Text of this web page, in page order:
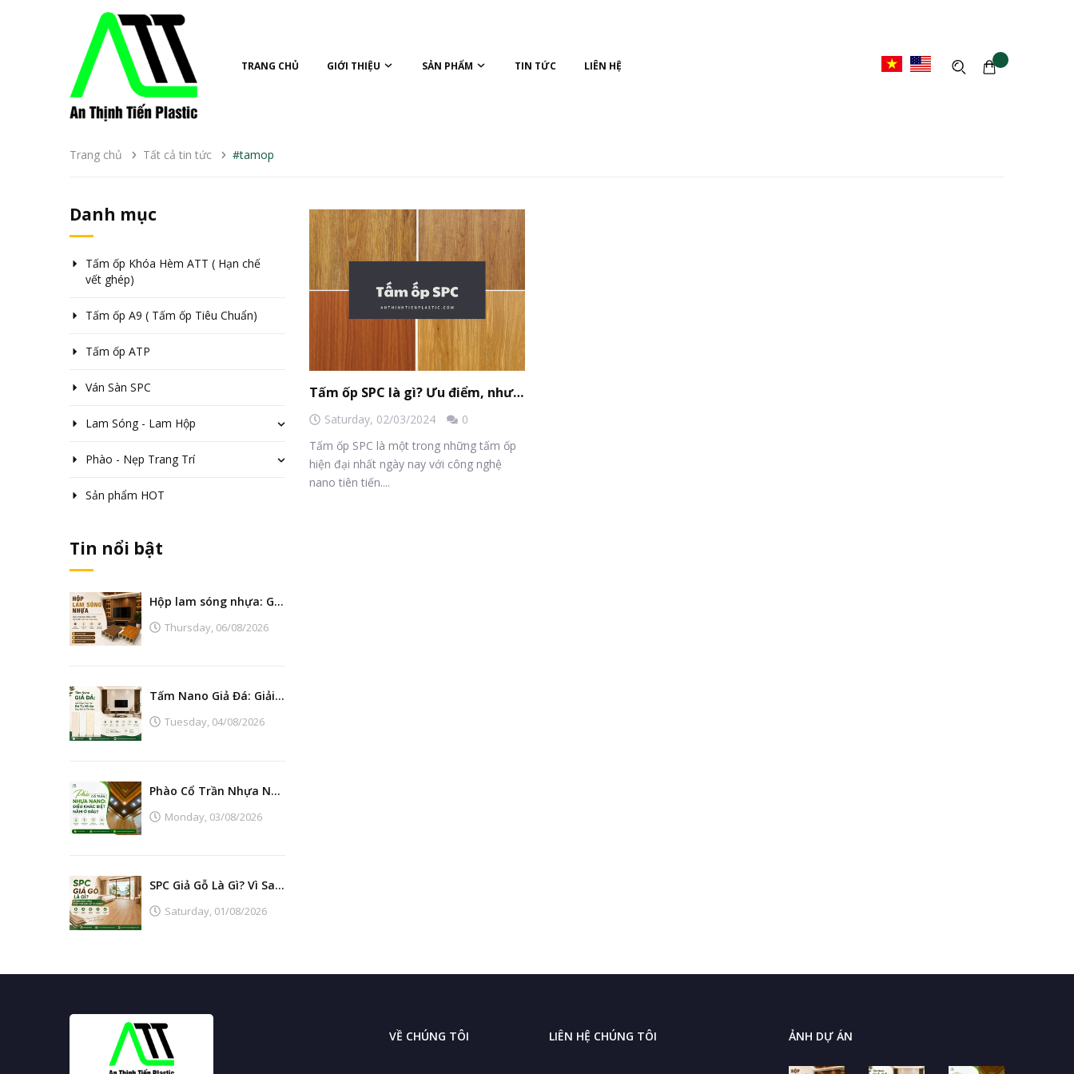
TRANG CHỦ GIỚI THIỆU SẢN PHẨM TIN TỨC LIÊN HỆ
Trang chủ Tất cả tin tức #tamop
Tấm ốp SPC là gì? Ưu điểm, nhược điểm và lưu ý
Saturday, 02/03/2024
0
Tấm ốp SPC là một trong những tấm ốp
hiện đại nhất ngày nay với công nghệ
nano tiên tiến....
Danh mục
Tấm ốp Khóa Hèm ATT ( Hạn chế
vết ghép)
Tấm ốp A9 ( Tấm ốp Tiêu Chuẩn)
Tấm ốp ATP
Ván Sàn SPC
Lam Sóng - Lam Hộp
Phào - Nẹp Trang Trí
Sản phẩm HOT
Tin nổi bật
Hộp lam sóng nhựa: Giải pháp tạo điểm nhấn nội thất hiện đại, bền đẹp
Thursday, 06/08/2026
Tấm Nano Giả Đá: Giải Pháp Thay Thế Đá Tự Nhiên Đẹp, Bền Và Tiết Kiệm
Tuesday, 04/08/2026
Phào Cổ Trần Nhựa Nano: Điều Khác Biệt Nằm Ở Đâu?
Monday, 03/08/2026
SPC Giả Gỗ Là Gì? Vì Sao Ngày Càng Thay Thế Sàn Gỗ Tự Nhiên?
Saturday, 01/08/2026
VỀ CHÚNG TÔI LIÊN HỆ CHÚNG TÔI ẢNH DỰ ÁN